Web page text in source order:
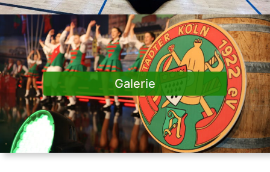
Galerie